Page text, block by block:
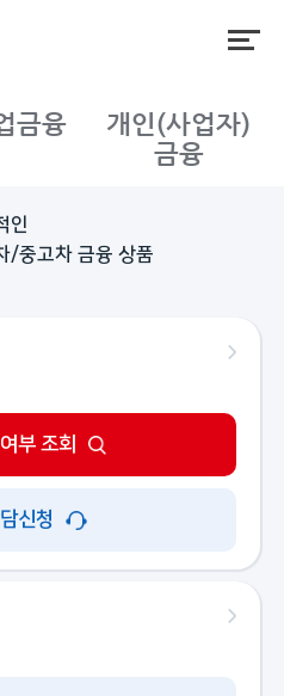
금융
개인(사업자)
금융
인
/중고차 금융 상품
부 조회
신청